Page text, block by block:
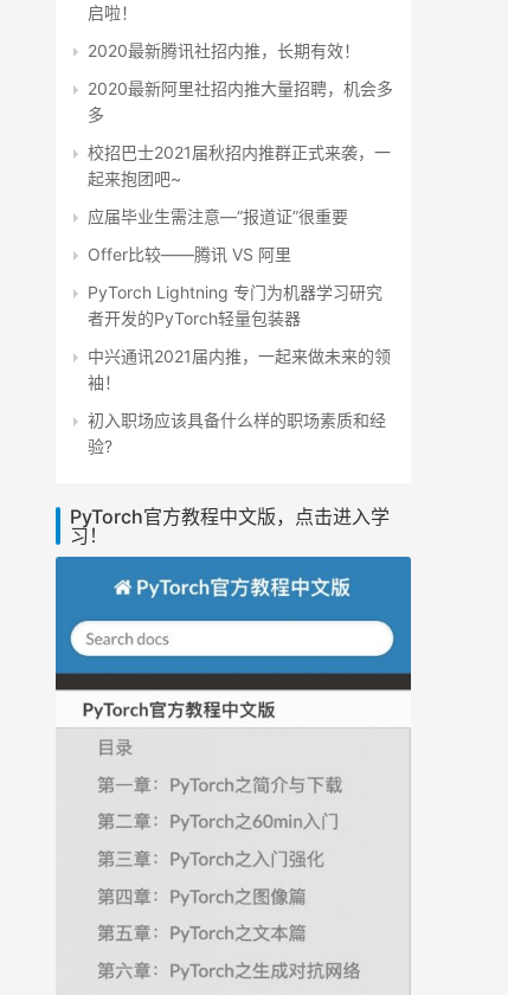
启啦！
2020最新腾讯社招内推，长期有效！
2020最新阿里社招内推大量招聘，机会多
多
校招巴士2021届秋招内推群正式来袭，一
起来抱团吧~
应届毕业生需注意—“报道证”很重要
Offer比较——腾讯 VS 阿里
PyTorch Lightning 专门为机器学习研究
者开发的PyTorch轻量包装器
中兴通讯2021届内推，一起来做未来的领
袖！
初入职场应该具备什么样的职场素质和经
验?
PyTorch官方教程中文版，点击进入学
习！